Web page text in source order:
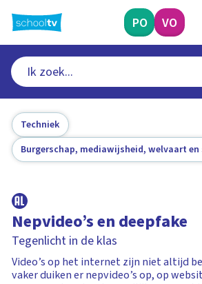
naar
hoofdinhoud
PO VO
Techniek
Burgerschap, mediawijsheid, welvaart
Nepvideo’s en deepfake
Tegenlicht in de klas
Video’s op het internet zijn niet altijd
vaker duiken er nepvideo’s op, op